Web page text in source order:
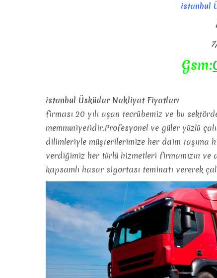
istanbul
Gsm:
istanbul Üsküdar Nakliyat Fiyatları
firması 20 yılı aşan tecrübemiz ve bu
memnuniyetidir.Profesyonel ve güler yüzlü
dilimleriyle müşterilerimize her daim taşıma
verdiğimiz her türlü hizmetleri firmamızın
kapsamlı hasar sigortası teminatı vererek